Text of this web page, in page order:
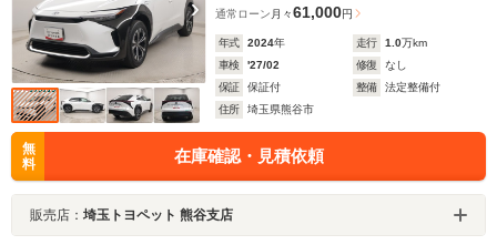
通常ローン 月々61,000円
年式 2024年 走行 1.0万km
車検
'27/02 修復
なし
保証
保証付 整備
法定整備付
住所
埼玉県熊谷市
無
料
在庫確認・見積依頼
販売店： 埼玉トヨペット 熊谷支店